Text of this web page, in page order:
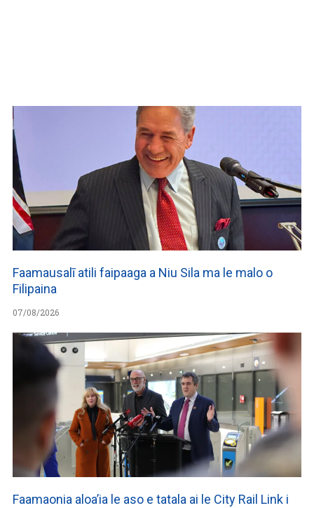
Faamausalī atili faipaaga a Niu Sila ma le malo o
Filipaina
07/08/2026
Faamaonia aloa’ia le aso e tatala ai le City Rail Link i